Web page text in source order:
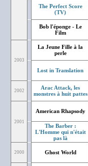
The Perfect Score
(TV)
Bob l'éponge - Le
Film
2003
La Jeune Fille à la
perle
Lost in Translation
2002
Arac Attack, les
monstres à huit pattes
2001
American Rhapsody
The Barber :
L'Homme qui n'était
pas là
2000 Ghost World